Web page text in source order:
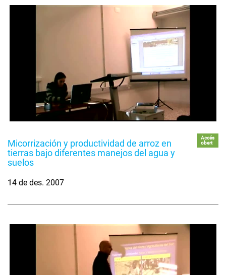
Micorrización y productividad de arroz en
tierras bajo diferentes manejos del agua y
suelos
Accés
obert
14 de des. 2007